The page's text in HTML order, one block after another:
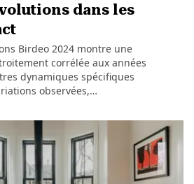
dans les
Birdeo 2024 montre une
corrélée aux années
dynamiques spécifiques
observées,…